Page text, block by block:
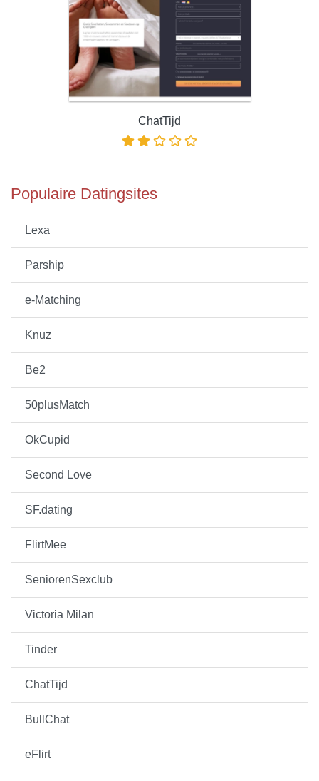
ChatTijd
Populaire Datingsites
Lexa
Parship
e-Matching
Knuz
Be2
50plusMatch
OkCupid
Second Love
SF.dating
FlirtMee
SeniorenSexclub
Victoria Milan
Tinder
ChatTijd
BullChat
eFlirt